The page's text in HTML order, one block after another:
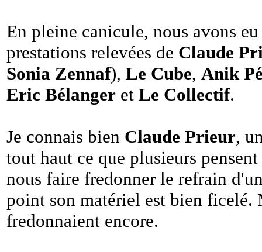
En pleine canicule, nous avons
prestations relevées de Claude
Sonia Zennaf), Le Cube, Anik
Eric Bélanger et Le Collectif.
Je connais bien Claude Prieur,
tout haut ce que plusieurs
nous faire fredonner le refrain
point son matériel est bien ficelé.
fredonnaient encore.